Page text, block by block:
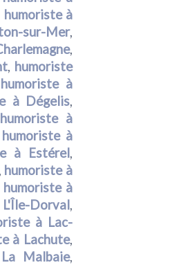
humoriste à
sur-Mer,
,
, humoriste
humoriste à
à Dégelis,
humoriste à
humoriste à
à Estérel,
humoriste à
humoriste à
Dorval,
à Lac-
à Lachute,
Malbaie,